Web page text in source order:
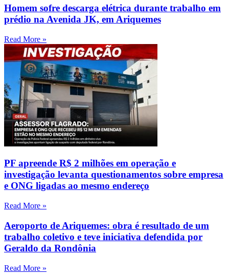
Homem sofre descarga elétrica durante trabalho em
prédio na Avenida JK, em Ariquemes
Read More »
PF apreende R$ 2 milhões em operação e
investigação levanta questionamentos sobre empresa
e ONG ligadas ao mesmo endereço
Read More »
Aeroporto de Ariquemes: obra é resultado de um
trabalho coletivo e teve iniciativa defendida por
Geraldo da Rondônia
Read More »